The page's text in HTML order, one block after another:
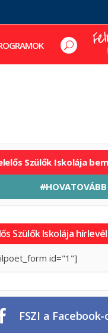
Szülők Iskolája
#HOVATOVÁBB
Szülők Iskolája hírlevél
id="1"]
FSZI a Facebook-